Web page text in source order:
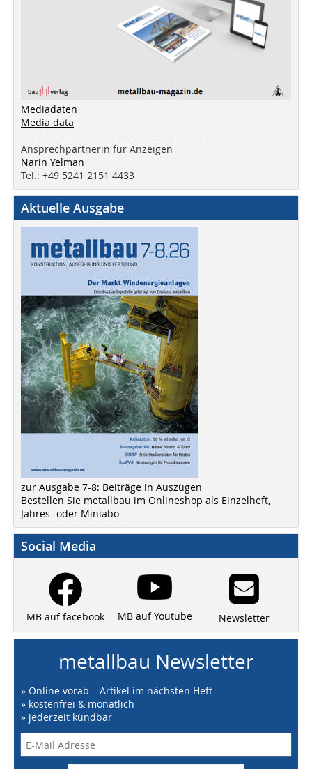
Mediadaten
Media data
--------------------------------------------------------
Ansprechpartnerin für Anzeigen
Narin Yelman
Tel.: +49 5241 2151 4433
Aktuelle Ausgabe
zur Ausgabe 7-8: Beiträge in Auszügen
Bestellen Sie metallbau im Onlineshop als Einzelheft,
Jahres- oder Miniabo
Social Media
MB auf facebook MB auf Youtube Newsletter
metallbau Newsletter
» Online vorab – Artikel im nächsten Heft
» kostenfrei & monatlich
» jederzeit kündbar